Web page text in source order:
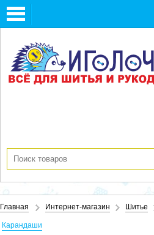
Toggle
navigation
Главная Интернет-магазин Шитье
Карандаши